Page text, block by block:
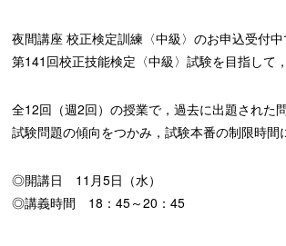
夜間講座 校正検定訓練〈中級〉のお申込受付中
第141回校正技能検定〈中級〉試験を目指して
全12回（週2回）の授業で，過去に出題された
試験問題の傾向をつかみ，試験本番の制限時間
◎開講日 11月5日（水）
◎講義時間 18：45～20：45